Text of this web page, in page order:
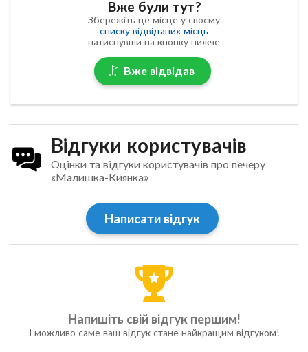
Вже були тут?
Збережіть це місце у своєму
списку відвіданих місць
натиснувши на кнопку нижче
Вже відвідав
Відгуки користувачів
Оцінки та відгуки користувачів про печеру
«Малишка-Киянка»
Написати відгук
Напишіть свій відгук першим!
І можливо саме ваш відгук стане найкращим відгуком!